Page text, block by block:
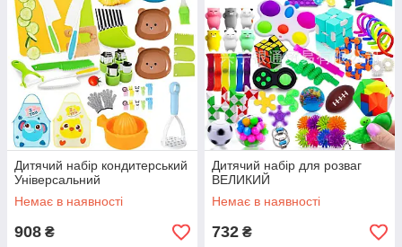
Дитячий набір кондитерський
Універсальний
Немає в наявності
908 ₴
Дитячий набір для розваг
ВЕЛИКИЙ
Немає в наявності
732 ₴